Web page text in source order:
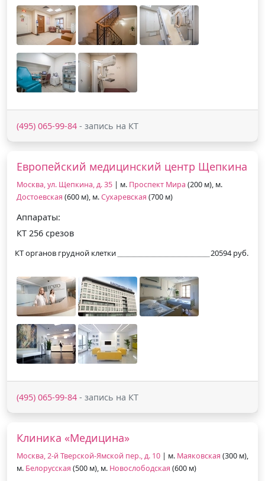
(495) 065-99-84 - запись на КТ
Европейский медицинский центр Щепкина
Москва, ул. Щепкина, д. 35 | м. Проспект Мира (200 м), м.
Достоевская (600 м), м.Сухаревская (700 м)
Аппараты:
КТ 256 срезов
КТ органов грудной клетки 20594 руб.
(495) 065-99-84 - запись на КТ
Клиника «Медицина»
Москва, 2-й Тверской-Ямской пер., д. 10 | м. Маяковская (300 м),
м. Белорусская (500 м), м. Новослободская (600 м)